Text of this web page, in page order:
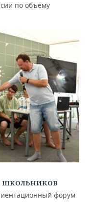
по объему
школьников
форум